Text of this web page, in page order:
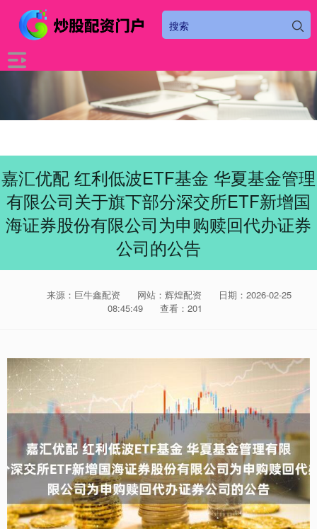
嘉汇优配 红利低波ETF基金 华夏基金管理
有限公司关于旗下部分深交所ETF新增国
海证券股份有限公司为申购赎回代办证券
公司的公告
来源：巨牛鑫配资 网站：辉煌配资
日期：2026-02-25
08:45:49
查看：201